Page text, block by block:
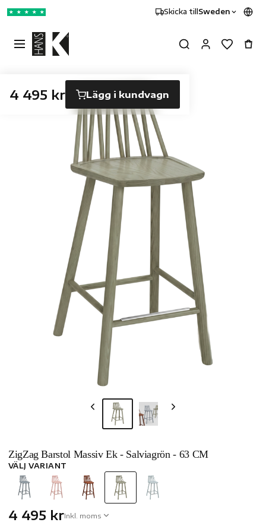
★ ★ ★ ★ ★ Skicka till Sweden
ZigZag Barstol Massiv Ek - Salviagrön - 63 CM
VÄLJ VARIANT
4 495 krInkl. moms
4 495 kr Lägg i kundvagn